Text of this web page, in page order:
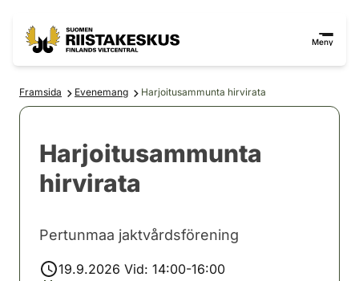
Meny
Framsida Evenemang Harjoitusammunta hirvirata
Harjoitusammunta
hirvirata
Pertunmaa jaktvårdsförening
19.9.2026 Vid: 14:00-16:00